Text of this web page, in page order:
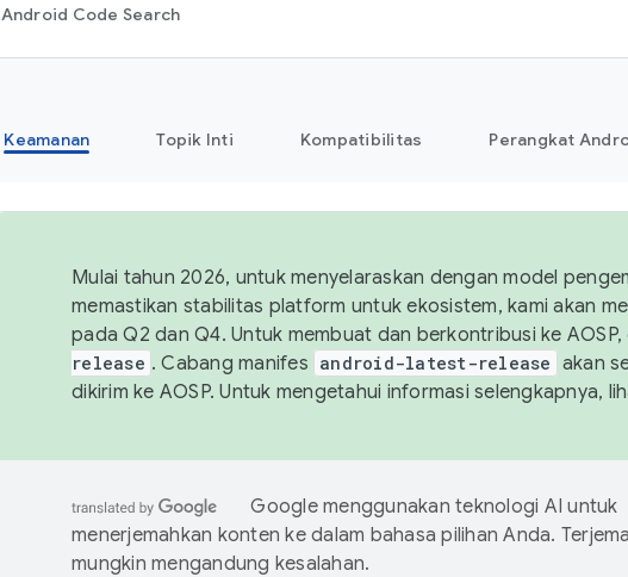
Android Code Search
Keamanan Topik Inti Kompatibilitas Perangkat
Mulai tahun 2026, untuk menyelaraskan dengan model
memastikan stabilitas platform untuk ekosistem, kami akan
pada Q2 dan Q4. Untuk membuat dan berkontribusi ke AOSP,
release . Cabang manifes android-latest-release akan
dikirim ke AOSP. Untuk mengetahui informasi selengkapnya,
Google menggunakan teknologi AI untuk
menerjemahkan konten ke dalam bahasa pilihan Anda.
mungkin mengandung kesalahan.